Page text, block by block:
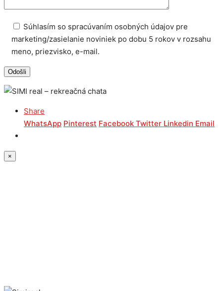
Súhlasím so spracúvaním osobných údajov pre
marketing/zasielanie noviniek po dobu 5 rokov v rozsahu
meno, priezvisko, e-mail.
Share
WhatsApp Pinterest Facebook Twitter Linkedin Email
×